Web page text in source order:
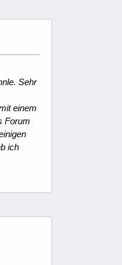
Sehr
einem
Forum
ich